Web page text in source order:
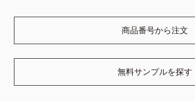
商品番号から注文
無料サンプルを探す